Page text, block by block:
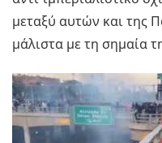
μεταξύ αυτών και της
μάλιστα με τη σημαία